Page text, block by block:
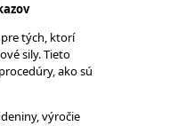
tých, ktorí
sily. Tieto
ako sú
výročie